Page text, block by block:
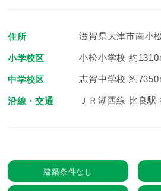
住所 滋賀県大津市南小
小学校区 小松小学校 約
中学校区 志賀中学校 約
沿線・交通 ＪＲ湖西線 比良駅
建築条件なし